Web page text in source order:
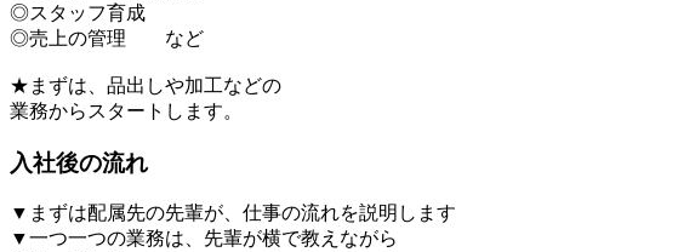
◎スタッフ育成
◎売上の管理 など
★まずは、品出しや加工などの
業務からスタートします。
入社後の流れ
▼まずは配属先の先輩が、仕事の流れを説明します
▼一つ一つの業務は、先輩が横で教えながら